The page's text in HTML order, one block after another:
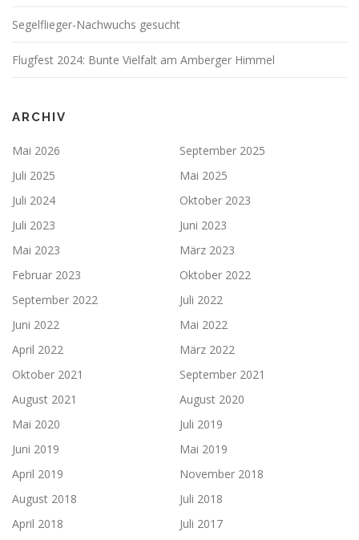
Segelflieger-Nachwuchs gesucht
Flugfest 2024: Bunte Vielfalt am Amberger Himmel
ARCHIV
Mai 2026
September 2025
Juli 2025
Mai 2025
Juli 2024
Oktober 2023
Juli 2023
Juni 2023
Mai 2023
März 2023
Februar 2023
Oktober 2022
September 2022
Juli 2022
Juni 2022
Mai 2022
April 2022
März 2022
Oktober 2021
September 2021
August 2021
August 2020
Mai 2020
Juli 2019
Juni 2019
Mai 2019
April 2019
November 2018
August 2018
Juli 2018
April 2018
Juli 2017